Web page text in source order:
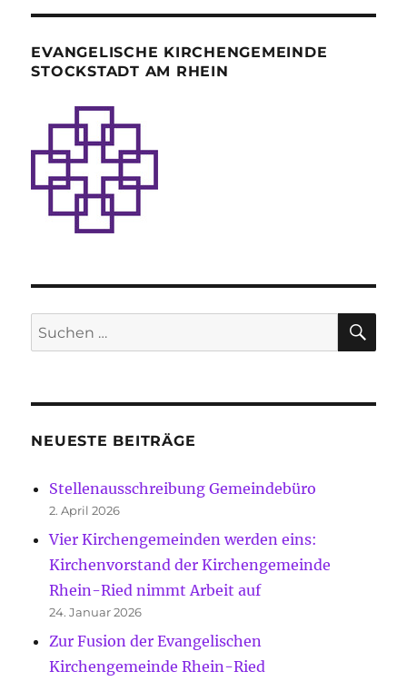
EVANGELISCHE KIRCHENGEMEINDE
STOCKSTADT AM RHEIN
Suche
nach:
NEUESTE BEITRÄGE
Stellenausschreibung Gemeindebüro
2. April 2026
Vier Kirchengemeinden werden eins:
Kirchenvorstand der Kirchengemeinde
Rhein-Ried nimmt Arbeit auf
24. Januar 2026
Zur Fusion der Evangelischen
Kirchengemeinde Rhein-Ried